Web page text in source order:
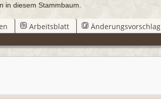
diesem Stammbaum.
Arbeitsblatt Änderungsvorschlag